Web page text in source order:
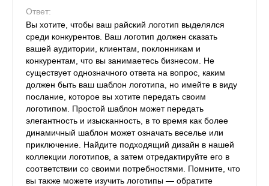
Ответ:
Вы хотите, чтобы ваш райский логотип выделялся
среди конкурентов. Ваш логотип должен сказать
вашей аудитории, клиентам, поклонникам и
конкурентам, что вы занимаетесь бизнесом. Не
существует однозначного ответа на вопрос, каким
должен быть ваш шаблон логотипа, но имейте в виду
послание, которое вы хотите передать своим
логотипом. Простой шаблон может передать
элегантность и изысканность, в то время как более
динамичный шаблон может означать веселье или
приключение. Найдите подходящий дизайн в нашей
коллекции логотипов, а затем отредактируйте его в
соответствии со своими потребностями. Помните, что
вы также можете изучить логотипы — обратите